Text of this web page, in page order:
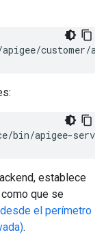
customer/
bin/apigee-
establece
que se
el perímetro
.